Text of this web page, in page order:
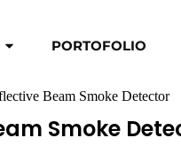
PORTOFOLIO
Beam Smoke Detector
Smoke